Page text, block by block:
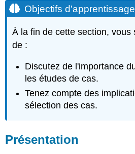
d'apprentissage
Présentation
Types
de
descriptives
ou
causales
Approche
plus
Objectifs d'apprentissage
À la fin de cette section, vous
de :
Discutez de l'importance
les études de cas.
Tenez compte des
sélection des cas.
Présentation